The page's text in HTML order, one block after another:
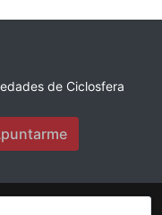
de Ciclosfera